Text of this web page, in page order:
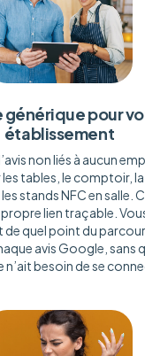
générique pour
établissement
non liés à aucun
tables, le comptoir, la
stands NFC en salle.
lien traçable.
quel point du
avis Google, sans
n’ait besoin de se